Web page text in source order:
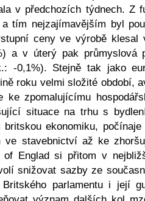
v předchozích týdnech. Z
a tím nejzajímavějším byl
ceny ve výrobě
a v úterý pak průmyslová
-0,1%). Stejně tak jako
roku velmi složité období,
ke zpomalujícímu
situace na trhu s
britskou ekonomiku,
ve stavebnictví až ke
of Englad si přitom v
snižovat sazby ze
Britského parlamentu i její